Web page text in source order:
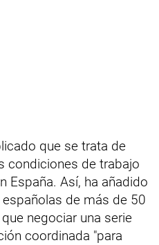
que se trata de
condiciones de trabajo
España. Así, ha añadido
de más de 50
negociar una serie
coordinada "para